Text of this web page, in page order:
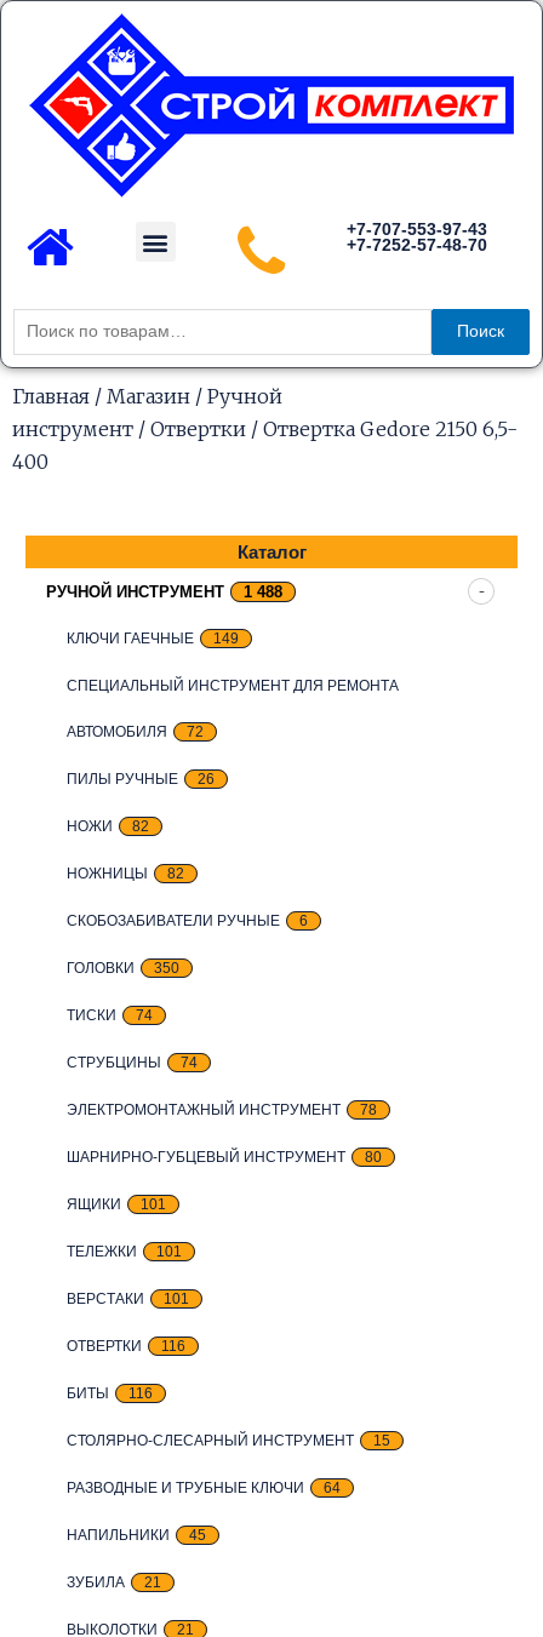
Перейти
содержимому
Menu
+7-707-553-97-43
+7-7252-57-48-70
Искать:
Поиск
Главная / Магазин / Ручной
инструмент / Отвертки / Отвертка Gedore 2150 6,5-
400
Каталог
РУЧНОЙ ИНСТРУМЕНТ 1 488
КЛЮЧИ ГАЕЧНЫЕ 149
СПЕЦИАЛЬНЫЙ ИНСТРУМЕНТ ДЛЯ РЕМОНТА
АВТОМОБИЛЯ 72
ПИЛЫ РУЧНЫЕ 26
НОЖИ 82
НОЖНИЦЫ 82
СКОБОЗАБИВАТЕЛИ РУЧНЫЕ 6
ГОЛОВКИ 350
ТИСКИ 74
СТРУБЦИНЫ 74
ЭЛЕКТРОМОНТАЖНЫЙ ИНСТРУМЕНТ 78
ШАРНИРНО-ГУБЦЕВЫЙ ИНСТРУМЕНТ 80
ЯЩИКИ 101
ТЕЛЕЖКИ 101
ВЕРСТАКИ 101
ОТВЕРТКИ 116
БИТЫ 116
СТОЛЯРНО-СЛЕСАРНЫЙ ИНСТРУМЕНТ 15
РАЗВОДНЫЕ И ТРУБНЫЕ КЛЮЧИ 64
НАПИЛЬНИКИ 45
ЗУБИЛА 21
ВЫКОЛОТКИ 21